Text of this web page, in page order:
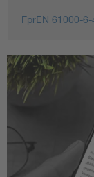
FprEN 61000-